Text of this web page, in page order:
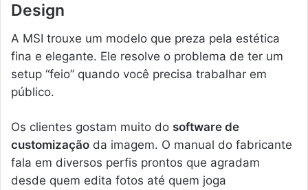
Design
A MSI trouxe um modelo que preza pela estética
fina e elegante. Ele resolve o problema de ter um
setup “feio” quando você precisa trabalhar em
público.
Os clientes gostam muito do software de
customização da imagem. O manual do fabricante
fala em diversos perfis prontos que agradam
desde quem edita fotos até quem joga